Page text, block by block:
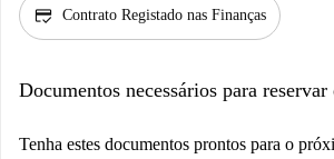
credit_score Contrato Registado nas Finanças
Documentos necessários para
Tenha estes documentos prontos para o